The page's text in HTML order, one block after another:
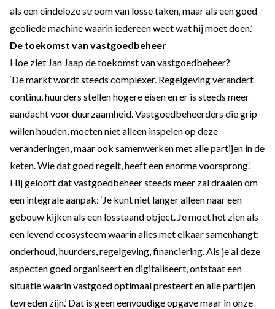
als een eindeloze stroom van losse taken, maar als een goed
geoliede machine waarin iedereen weet wat hij moet doen.’
De toekomst van vastgoedbeheer
Hoe ziet Jan Jaap de toekomst van vastgoedbeheer?
‘De markt wordt steeds complexer. Regelgeving verandert
continu, huurders stellen hogere eisen en er is steeds meer
aandacht voor duurzaamheid. Vastgoedbeheerders die grip
willen houden, moeten niet alleen inspelen op deze
veranderingen, maar ook samenwerken met alle partijen in de
keten. Wie dat goed regelt, heeft een enorme voorsprong.’
Hij gelooft dat vastgoedbeheer steeds meer zal draaien om
een integrale aanpak: ‘Je kunt niet langer alleen naar een
gebouw kijken als een losstaand object. Je moet het zien als
een levend ecosysteem waarin alles met elkaar samenhangt:
onderhoud, huurders, regelgeving, financiering. Als je al deze
aspecten goed organiseert en digitaliseert, ontstaat een
situatie waarin vastgoed optimaal presteert en alle partijen
tevreden zijn.’ Dat is geen eenvoudige opgave maar in onze